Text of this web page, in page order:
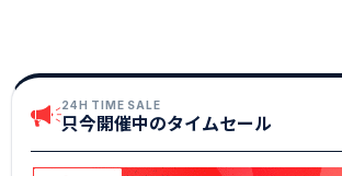
24H TIME SALE
只今開催中のタイムセール